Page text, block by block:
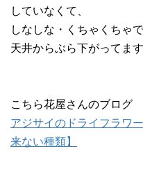
していなくて、
しなしな・くちゃくちゃで
天井からぶら下がってま
こちら花屋さんのブログ
アジサイのドライフラワ
来ない種類】